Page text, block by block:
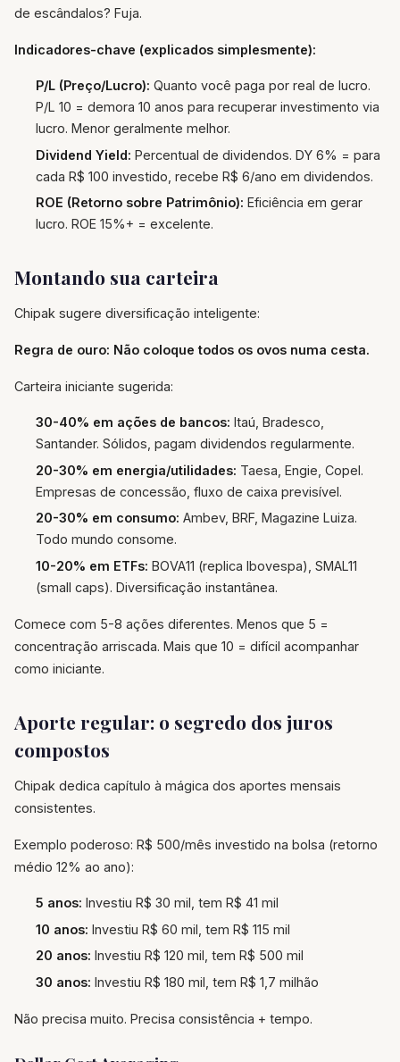
de escândalos? Fuja.
Indicadores-chave (explicados simplesmente):
P/L (Preço/Lucro): Quanto você paga por real de lucro.
P/L 10 = demora 10 anos para recuperar investimento via
lucro. Menor geralmente melhor.
Dividend Yield: Percentual de dividendos. DY 6% = para
cada R$ 100 investido, recebe R$ 6/ano em dividendos.
ROE (Retorno sobre Patrimônio): Eficiência em gerar
lucro. ROE 15%+ = excelente.
Montando sua carteira
Chipak sugere diversificação inteligente:
Regra de ouro: Não coloque todos os ovos numa cesta.
Carteira iniciante sugerida:
30-40% em ações de bancos: Itaú, Bradesco,
Santander. Sólidos, pagam dividendos regularmente.
20-30% em energia/utilidades: Taesa, Engie, Copel.
Empresas de concessão, fluxo de caixa previsível.
20-30% em consumo: Ambev, BRF, Magazine Luiza.
Todo mundo consome.
10-20% em ETFs: BOVA11 (replica Ibovespa), SMAL11
(small caps). Diversificação instantânea.
Comece com 5-8 ações diferentes. Menos que 5 =
concentração arriscada. Mais que 10 = difícil acompanhar
como iniciante.
Aporte regular: o segredo dos juros
compostos
Chipak dedica capítulo à mágica dos aportes mensais
consistentes.
Exemplo poderoso: R$ 500/mês investido na bolsa (retorno
médio 12% ao ano):
5 anos: Investiu R$ 30 mil, tem R$ 41 mil
10 anos: Investiu R$ 60 mil, tem R$ 115 mil
20 anos: Investiu R$ 120 mil, tem R$ 500 mil
30 anos: Investiu R$ 180 mil, tem R$ 1,7 milhão
Não precisa muito. Precisa consistência + tempo.